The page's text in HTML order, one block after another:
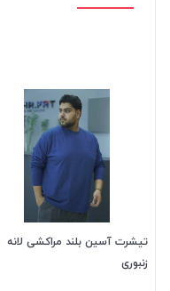
تیشرت آسین بلند مراکشی لانه
زنبوری